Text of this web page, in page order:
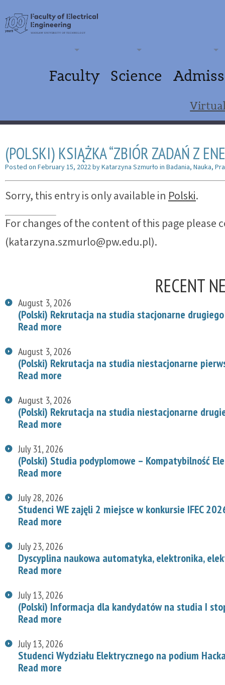
Faculty Science
(POLSKI) KSIĄŻKA “ZBIÓR ZADAŃ Z
Posted on February 15, 2022byKatarzyna Szmurło in Badania, Nauka,
Sorry, this entry is only available in Polski.
For changes of the content of this page please
(katarzyna.szmurlo@pw.edu.pl).
RECENT
August 3, 2026
(Polski) Rekrutacja na studia stacjonarne
Read more
August 3, 2026
(Polski) Rekrutacja na studia niestacjonarne
Read more
August 3, 2026
(Polski) Rekrutacja na studia niestacjonarne
Read more
July 31, 2026
(Polski) Studia podyplomowe – Kompatybilność
Read more
July 28, 2026
Studenci WE zajęli 2 miejsce w konkursie IFEC
Read more
July 23, 2026
Dyscyplina naukowa automatyka, elektronika,
Read more
July 13, 2026
(Polski) Informacja dla kandydatów na studia I
Read more
July 13, 2026
Studenci Wydziału Elektrycznego na podium
Read more